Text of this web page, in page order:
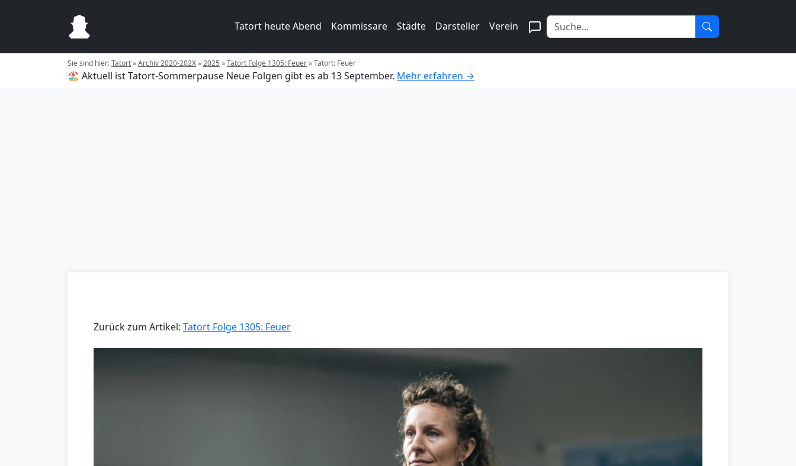
Tatort heute Abend Kommissare Städte Darsteller Verein
Sie sind hier:Tatort»Archiv 2020-202X»2025 »Tatort Folge 1305: Feuer»Tatort: Feuer
🏖️ Aktuell ist Tatort-Sommerpause Neue Folgen gibt es ab 13 September. Mehr erfahren →
Zurück zum Artikel: Tatort Folge 1305: Feuer